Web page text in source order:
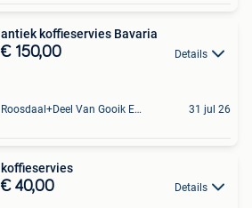
antiek koffieservies Bavaria
€ 150,00 Details
Roosdaal+Deel Van Gooik En Sint-Kwintens-Lennik 31 jul 26
koffieservies
€ 40,00 Details